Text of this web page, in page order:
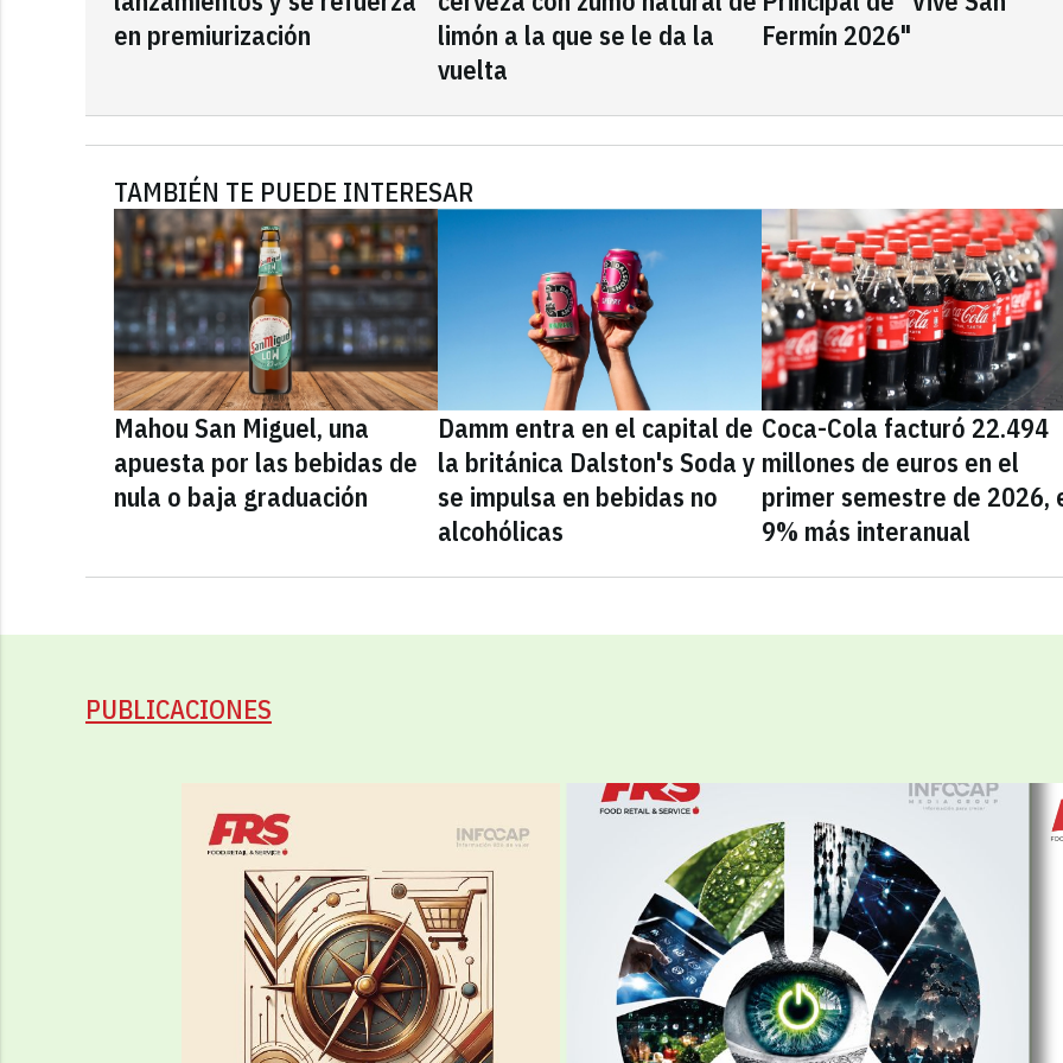
en premiurización
limón a la que se le da la
vuelta
Fermín 2026"
TAMBIÉN TE PUEDE INTERESAR
Mahou San Miguel, una
apuesta por las bebidas de
nula o baja graduación
Damm entra en el capital de
la británica Dalston's Soda y
se impulsa en bebidas no
alcohólicas
Coca-Cola facturó 22.494
millones de euros en el
primer semestre de 2026,
9% más interanual
PUBLICACIONES